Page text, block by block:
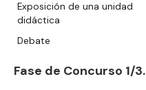
Exposición de una unidad
didáctica
Debate
Fase de Concurso 1/3.